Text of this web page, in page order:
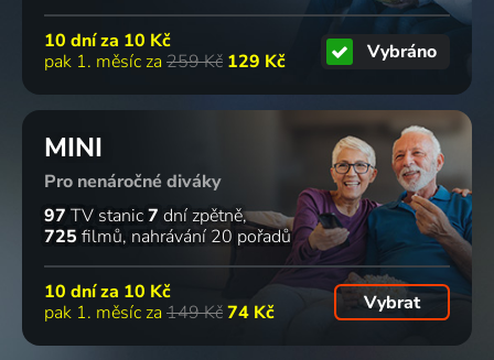
10 dní za 10 Kč
pak 1. měsíc za 259 Kč 129 Kč Vybráno
MINI
Pro nenáročné diváky
97 TV stanic7 dní zpětně
725 filmů nahrávání 20 pořadů
10 dní za 10 Kč
pak 1. měsíc za 149 Kč74 Kč Vybrat